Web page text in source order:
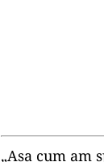
„Aşa cum am